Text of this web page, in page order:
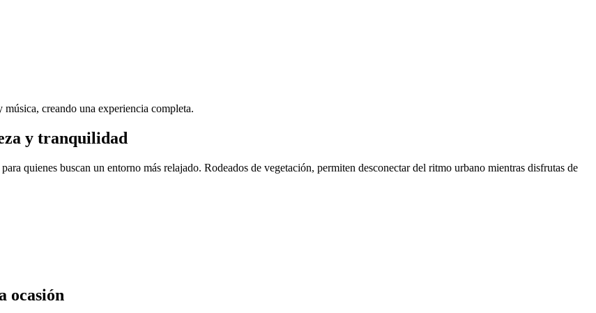
creando una experiencia completa.
y tranquilidad
quienes buscan un entorno más relajado. Rodeados de vegetación, permiten desconectar del ritmo urbano mientras disfrutas de
ocasión